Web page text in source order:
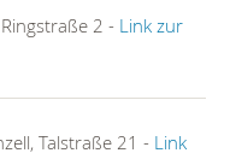
2 - Link zur
Talstraße 21 - Link